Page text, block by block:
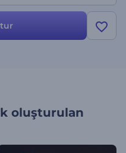
oluşturulan